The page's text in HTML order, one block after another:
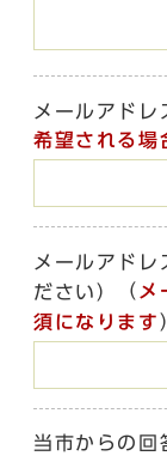
メールアドレ
希望される場
メールアドレ
ださい）
（ メ
須になります
当市からの回